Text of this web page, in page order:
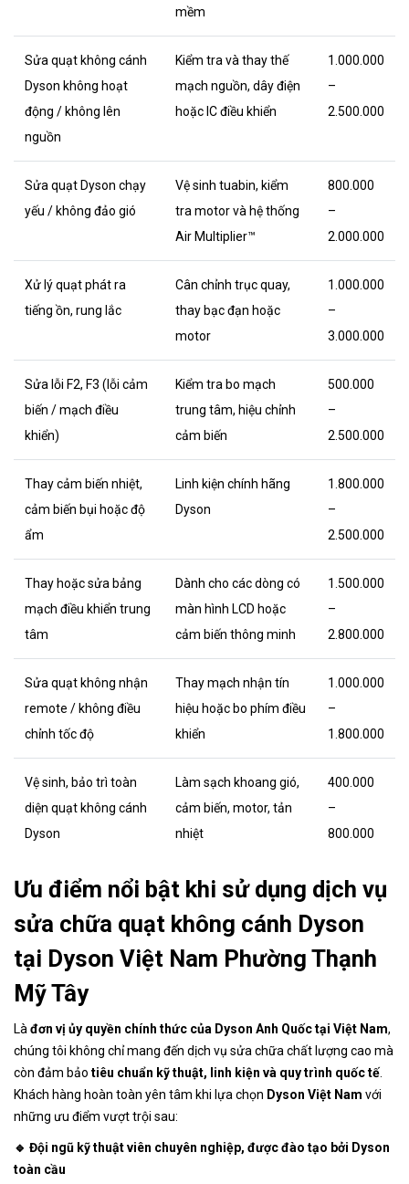
mềm
Sửa quạt không cánh
Dyson không hoạt
động / không lên
nguồn
Kiểm tra và thay thế
mạch nguồn, dây điện
hoặc IC điều khiển
1.000.000
–
2.500.000
Sửa quạt Dyson chạy
yếu / không đảo gió
Vệ sinh tuabin, kiểm
tra motor và hệ thống
Air Multiplier™
800.000
–
2.000.000
Xử lý quạt phát ra
tiếng ồn, rung lắc
Cân chỉnh trục quay,
thay bạc đạn hoặc
motor
1.000.000
–
3.000.000
Sửa lỗi F2, F3 (lỗi cảm
biến / mạch điều
khiển)
Kiểm tra bo mạch
trung tâm, hiệu chỉnh
cảm biến
500.000
–
2.500.000
Thay cảm biến nhiệt,
cảm biến bụi hoặc độ
ẩm
Linh kiện chính hãng
Dyson
1.800.000
–
2.500.000
Thay hoặc sửa bảng
mạch điều khiển trung
tâm
Dành cho các dòng có
màn hình LCD hoặc
cảm biến thông minh
1.500.000
–
2.800.000
Sửa quạt không nhận
remote / không điều
chỉnh tốc độ
Thay mạch nhận tín
hiệu hoặc bo phím điều
khiển
1.000.000
–
1.800.000
Vệ sinh, bảo trì toàn
diện quạt không cánh
Dyson
Làm sạch khoang gió,
cảm biến, motor, tản
nhiệt
400.000
–
800.000
Ưu điểm nổi bật khi sử dụng dịch vụ
sửa chữa quạt không cánh Dyson
tại Dyson Việt Nam Phường Thạnh
Mỹ Tây
Là đơn vị ủy quyền chính thức của Dyson Anh Quốc tại Việt Nam,
chúng tôi không chỉ mang đến dịch vụ sửa chữa chất lượng cao mà
còn đảm bảo tiêu chuẩn kỹ thuật, linh kiện và quy trình quốc tế
Khách hàng hoàn toàn yên tâm khi lựa chọn Dyson Việt Nam với
những ưu điểm vượt trội sau:
🔹 Đội ngũ kỹ thuật viên chuyên nghiệp, được đào tạo bởi Dyson
toàn cầu